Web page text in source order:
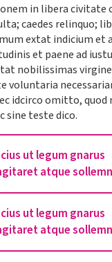
in libera civitate
caedes relinquo;
extat indicium et
et paene ad
nobilissimas
voluntaria
idcirco omitto, quod
sine teste dico.
ut legum gnarus
atque
ut legum gnarus
atque